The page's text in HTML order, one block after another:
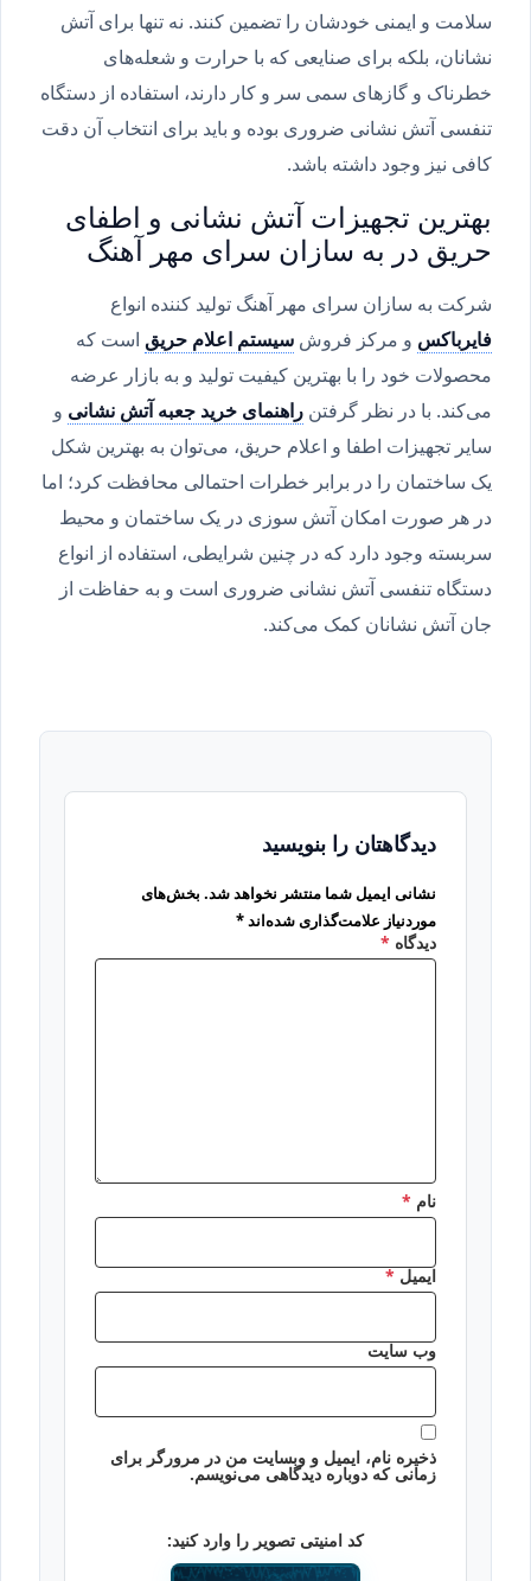
سلامت و ایمنی خودشان را تضمین کنند. نه تنها برای آتش
نشانان، بلکه برای صنایعی که با حرارت و شعله‌های
خطرناک و گازهای سمی سر و کار دارند، استفاده از دستگاه
تنفسی آتش نشانی ضروری بوده و باید برای انتخاب آن دقت
کافی نیز وجود داشته باشد.
بهترین تجهیزات آتش نشانی و اطفای
حریق در به سازان سرای مهر آهنگ
شرکت به سازان سرای مهر آهنگ تولید کننده انواع
فایرباکسو مرکز فروش سیستم اعلام حریقاست که
محصولات خود را با بهترین کیفیت تولید و به بازار عرضه
می‌کند. با در نظر گرفتن راهنمای خرید جعبه آتش نشانیو
سایر تجهیزات اطفا و اعلام حریق، می‌توان به بهترین شکل
یک ساختمان را در برابر خطرات احتمالی محافظت کرد؛ اما
در هر صورت امکان آتش سوزی در یک ساختمان و محیط
سربسته وجود دارد که در چنین شرایطی، استفاده از انواع
دستگاه تنفسی آتش نشانی ضروری است و به حفاظت از
جان آتش نشانان کمک می‌کند.
دیدگاهتان را بنویسید
نشانی ایمیل شما منتشر نخواهد شد. بخش‌های
موردنیاز علامت‌گذاری شده‌اند*
دیدگاه *
نام *
ایمیل*
وب‌ سایت
ذخیره نام، ایمیل و وبسایت من در مرورگر برای
زمانی که دوباره دیدگاهی می‌نویسم.
کد امنیتی تصویر را وارد کنید: